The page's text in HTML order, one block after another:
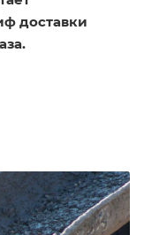
доставки